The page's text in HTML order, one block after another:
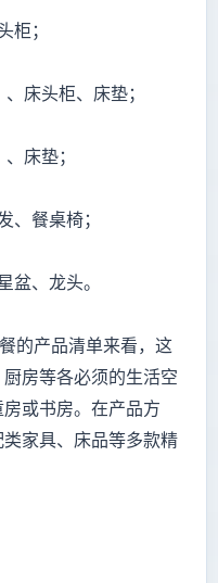
柜；
床头柜、床垫；
床垫；
、餐桌椅；
盆、龙头。
的产品清单来看，这
房等各必须的生活空
或书房。在产品方
家具、床品等多款精